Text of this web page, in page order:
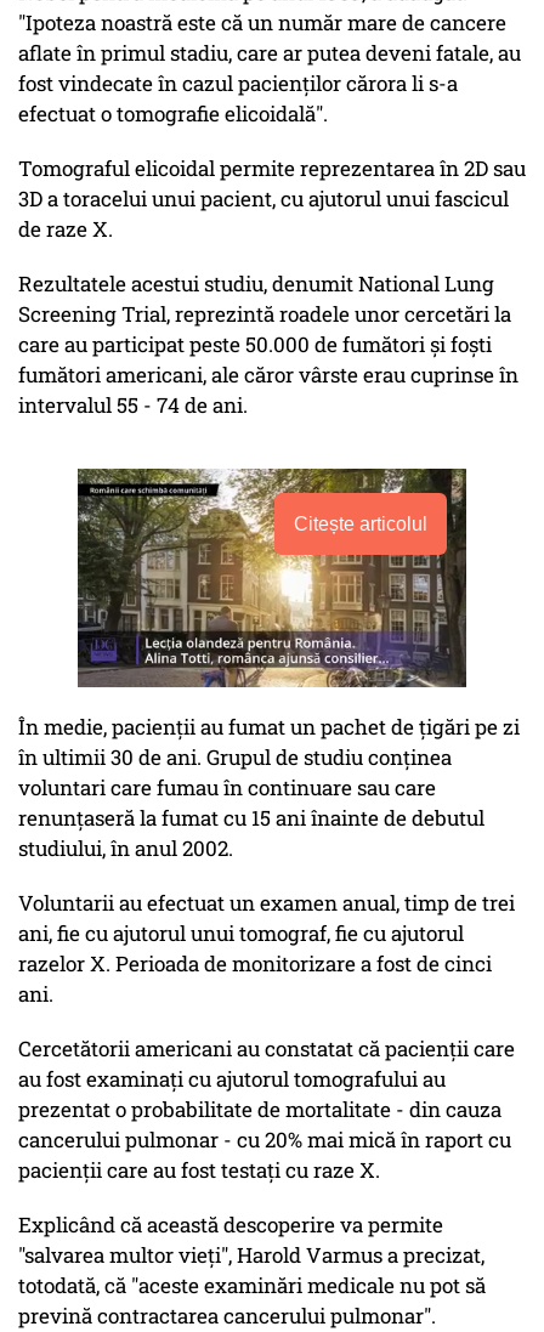
"Ipoteza noastră este că un număr mare de cancere
aflate în primul stadiu, care ar putea deveni fatale, au
fost vindecate în cazul pacienţilor cărora li s-a
efectuat o tomografie elicoidală".
Tomograful elicoidal permite reprezentarea în 2D sau
3D a toracelui unui pacient, cu ajutorul unui fascicul
de raze X.
Rezultatele acestui studiu, denumit National Lung
Screening Trial, reprezintă roadele unor cercetări la
care au participat peste 50.000 de fumători şi foşti
fumători americani, ale căror vârste erau cuprinse în
intervalul 55 - 74 de ani.
Citește articolul
În medie, pacienţii au fumat un pachet de ţigări pe zi
în ultimii 30 de ani. Grupul de studiu conţinea
voluntari care fumau în continuare sau care
renunţaseră la fumat cu 15 ani înainte de debutul
studiului, în anul 2002.
Voluntarii au efectuat un examen anual, timp de trei
ani, fie cu ajutorul unui tomograf, fie cu ajutorul
razelor X. Perioada de monitorizare a fost de cinci
ani.
Cercetătorii americani au constatat că pacienţii care
au fost examinaţi cu ajutorul tomografului au
prezentat o probabilitate de mortalitate - din cauza
cancerului pulmonar - cu 20% mai mică în raport cu
pacienţii care au fost testaţi cu raze X.
Explicând că această descoperire va permite
"salvarea multor vieţi", Harold Varmus a precizat,
totodată, că "aceste examinări medicale nu pot să
prevină contractarea cancerului pulmonar".